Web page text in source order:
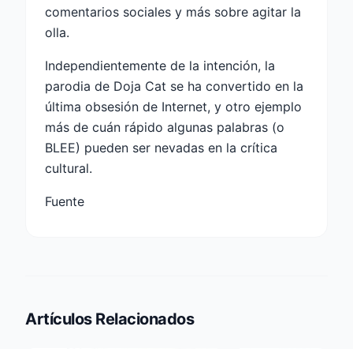
comentarios sociales y más sobre agitar la
olla.
Independientemente de la intención, la
parodia de Doja Cat se ha convertido en la
última obsesión de Internet, y otro ejemplo
más de cuán rápido algunas palabras (o
BLEE) pueden ser nevadas en la crítica
cultural.
Fuente
Artículos Relacionados